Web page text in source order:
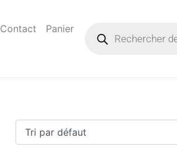
Contact
Panier